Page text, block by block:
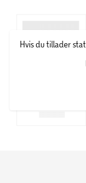
Hvis du tillader